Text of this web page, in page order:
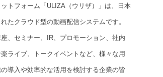
トフォーム「ULIZA（ウリザ）」は、日本
たクラウド型の動画配信システムです。
、セミナー、IR、プロモーション、社内
ライブ、トークイベントなど、様々な用
導入や効率的な活用を検討する企業の皆